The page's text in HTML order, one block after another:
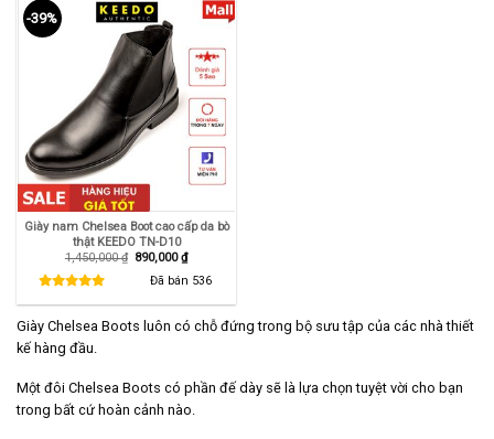
-39%
Giày nam Chelsea Boot cao cấp da bò
thật KEEDO TN-D10
1,450,000₫ Giá
890,000₫Giá
hiện
tại
Đã bán 536
Giày Chelsea Boots luôn có chỗ đứng trong bộ sưu tập của các nhà thiết
kế hàng đầu.
Một đôi Chelsea Boots có phần đế dày sẽ là lựa chọn tuyệt vời cho bạn
trong bất cứ hoàn cảnh nào.